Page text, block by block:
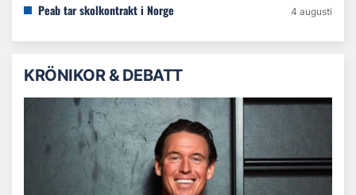
Peab tar skolkontrakt i Norge 4 augusti
KRÖNIKOR & DEBATT